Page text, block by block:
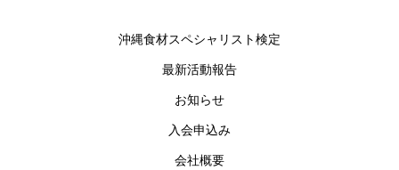
沖縄食材スペシャリスト検定
最新活動報告
お知らせ
入会申込み
会社概要